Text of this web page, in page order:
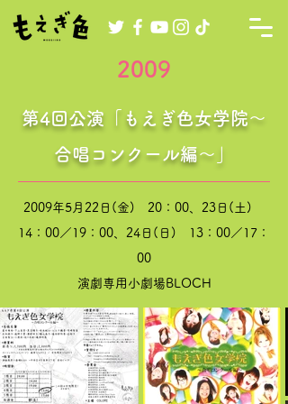
2009
第4回公演「もえぎ色女学院～
合唱コンクール編～」
2009年5月22日(金) 20：00、23日(土)
14：00／19：00、24日(日) 13：00／17：
00
演劇専用小劇場BLOCH